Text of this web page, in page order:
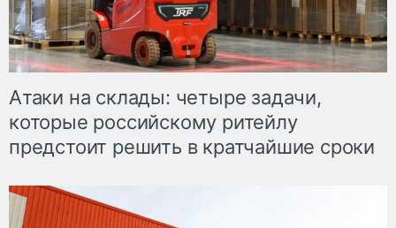
Атаки на склады: четыре задачи,
которые российскому ритейлу
предстоит решить в кратчайшие сроки